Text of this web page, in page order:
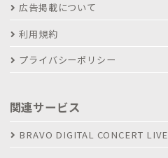
広告掲載について
利用規約
プライバシーポリシー
関連サービス
BRAVO DIGITAL CONCERT LIVE